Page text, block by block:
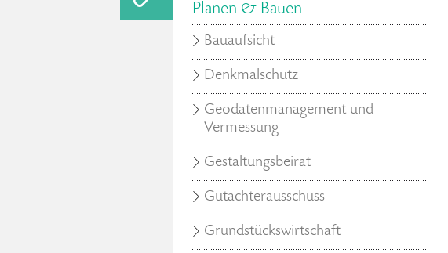
Planen & Bauen
Bauaufsicht
Denkmalschutz
Geodatenmanagement und
Vermessung
Gestaltungsbeirat
Gutachterausschuss
Grundstückswirtschaft